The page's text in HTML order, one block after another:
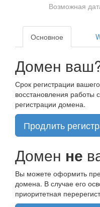
Возможная
Основное
Домен
Срок регистрации
восстановления работы
регистрации домена.
Продлить
Домен не
Вы можете оформить
домена. В случае его
приоритетная